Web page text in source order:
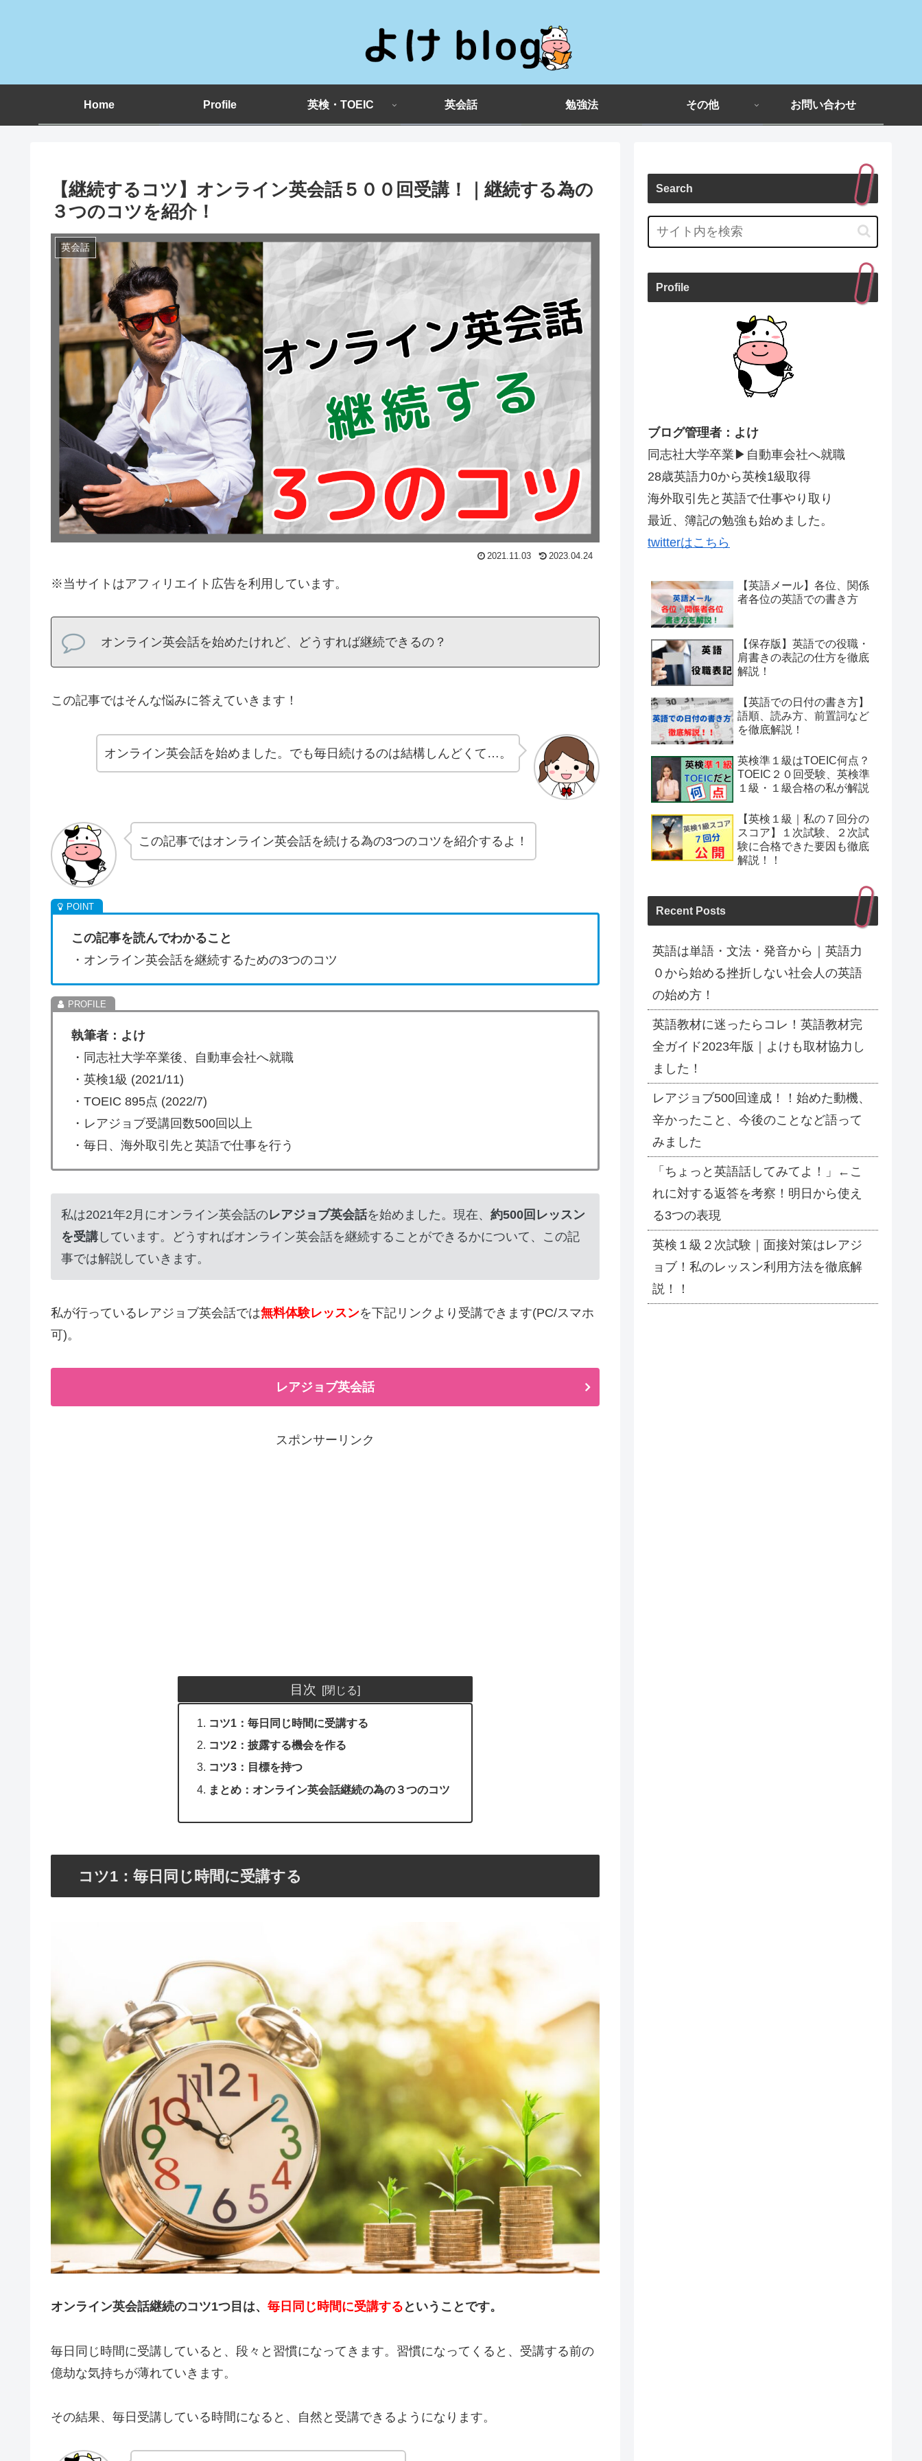
Home Profile 英検・TOEIC 英会話 勉強法 その他 お問い合わせ
【継続するコツ】オンライン英会話５００回受講！｜継続する為の
３つのコツを紹介！
英会話
2021.11.03 2023.04.24
※当サイトはアフィリエイト広告を利用しています。
オンライン英会話を始めたけれど、どうすれば継続できるの？
この記事ではそんな悩みに答えていきます！
オンライン英会話を始めました。でも毎日続けるのは結構しんどくて…。
この記事ではオンライン英会話を続ける為の3つのコツを紹介するよ！
この記事を読んでわかること
・オンライン英会話を継続するための3つのコツ
執筆者：よけ
・同志社大学卒業後、自動車会社へ就職
・英検1級 (2021/11)
・TOEIC 895点 (2022/7)
・レアジョブ受講回数500回以上
・毎日、海外取引先と英語で仕事を行う
私は2021年2月にオンライン英会話のレアジョブ英会話を始めました。現在、 約500回レッスン
を受講 しています。どうすればオンライン英会話を継続することができるかについて、この記
事では解説していきます。
私が行っているレアジョブ英会話では無料体験レッスンを下記リンクより受講できます(PC/スマホ
可)。
レアジョブ英会話
スポンサーリンク
目次
コツ1：毎日同じ時間に受講する
コツ2：披露する機会を作る
コツ3：目標を持つ
まとめ：オンライン英会話継続の為の３つのコツ
コツ1：毎日同じ時間に受講する
オンライン英会話継続のコツ1つ目は、 毎日同じ時間に受講する ということです。
毎日同じ時間に受講していると、段々と習慣になってきます。習慣になってくると、受講する前の
億劫な気持ちが薄れていきます。
その結果、毎日受講している時間になると、自然と受講できるようになります。
Search
Profile
ブログ管理者：よけ
同志社大学卒業▶︎自動車会社へ就職
28歳英語力0から英検1級取得
海外取引先と英語で仕事やり取り
最近、簿記の勉強も始めました。
twitterはこちら
【英語メール】各位、関係
者各位の英語での書き方
【保存版】英語での役職・
肩書きの表記の仕方を徹底
解説！
【英語での日付の書き方】
語順、読み方、前置詞など
を徹底解説！
英検準１級はTOEIC何点？
TOEIC２０回受験、英検準
１級・１級合格の私が解説
【英検１級｜私の７回分の
スコア】１次試験、２次試
験に合格できた要因も徹底
解説！！
Recent Posts
英語は単語・文法・発音から｜英語力
０から始める挫折しない社会人の英語
の始め方！
英語教材に迷ったらコレ！英語教材完
全ガイド2023年版｜よけも取材協力し
ました！
レアジョブ500回達成！！始めた動機、
辛かったこと、今後のことなど語って
みました
「ちょっと英語話してみてよ！」←こ
れに対する返答を考察！明日から使え
る3つの表現
英検１級２次試験｜面接対策はレアジ
ョブ！私のレッスン利用方法を徹底解
説！！